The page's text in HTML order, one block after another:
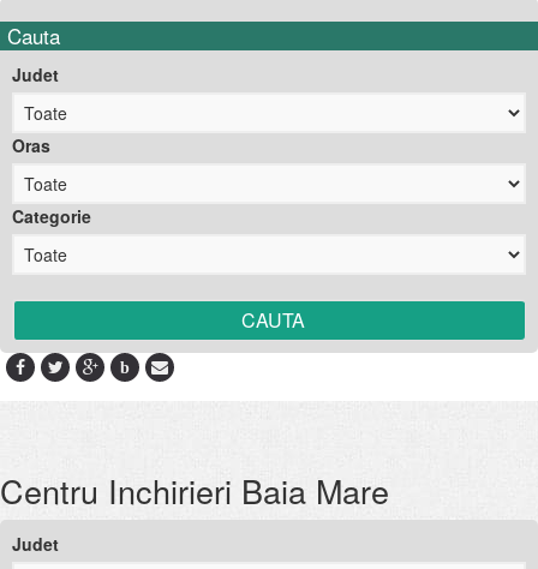
Cauta
Judet
Oras
Categorie
b
Centru Inchirieri Baia Mare
Judet